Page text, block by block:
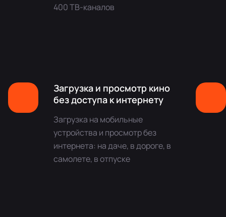
400 ТВ-каналов
Загрузка и просмотр кино
без доступа к интернету
Загрузка на мобильные
устройства и просмотр без
интернета: на даче, в дороге, в
самолете, в отпуске